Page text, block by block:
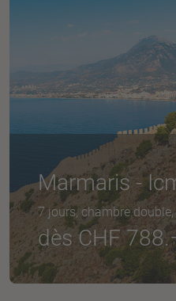
Marmaris -
7 jours, chambre
dès CHF